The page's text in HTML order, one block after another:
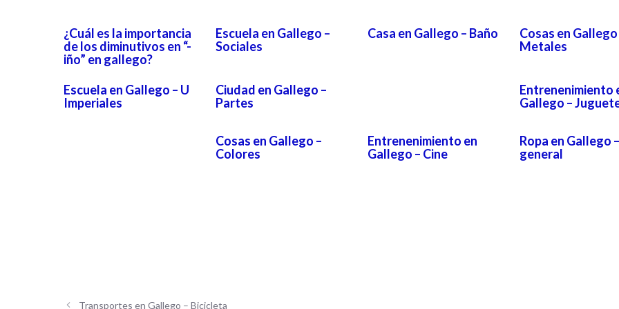
¿Cuál es la importancia
de los diminutivos en “-
iño” en gallego?
Escuela en Gallego –
Sociales
Casa en Gallego – Baño
Cosas en Gallego
Metales
Escuela en Gallego – U
Imperiales
Ciudad en Gallego –
Partes
Entrenenimiento
Gallego –
Cosas en Gallego –
Colores
Entrenenimiento en
Gallego – Cine
Ropa en Gallego –
general
Transportes en Gallego – Bicicleta